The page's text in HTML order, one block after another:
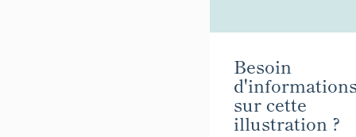
Besoin
sur cette
illustration ?